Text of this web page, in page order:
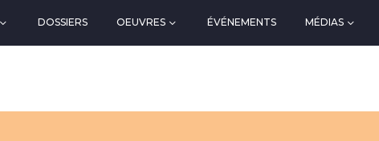
DOSSIERS OEUVRES ÉVÉNEMENTS MÉDIAS